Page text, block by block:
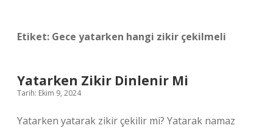
Etiket: Gece yatarken hangi zikir çekilmeli
Yatarken Zikir Dinlenir Mi
Tarih: Ekim 9, 2024
Yatarken yatarak zikir çekilir mi? Yatarak namaz